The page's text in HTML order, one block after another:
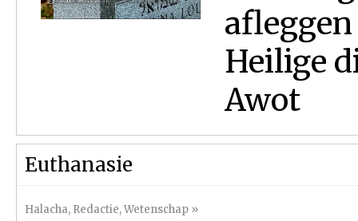
Heilige
Awot
Euthanasie
Halacha, Redactie,Wetenschap »